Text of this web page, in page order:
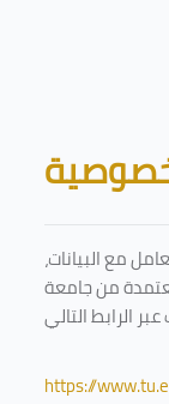
Blocks
مع البيانات،
من جامعة
https://